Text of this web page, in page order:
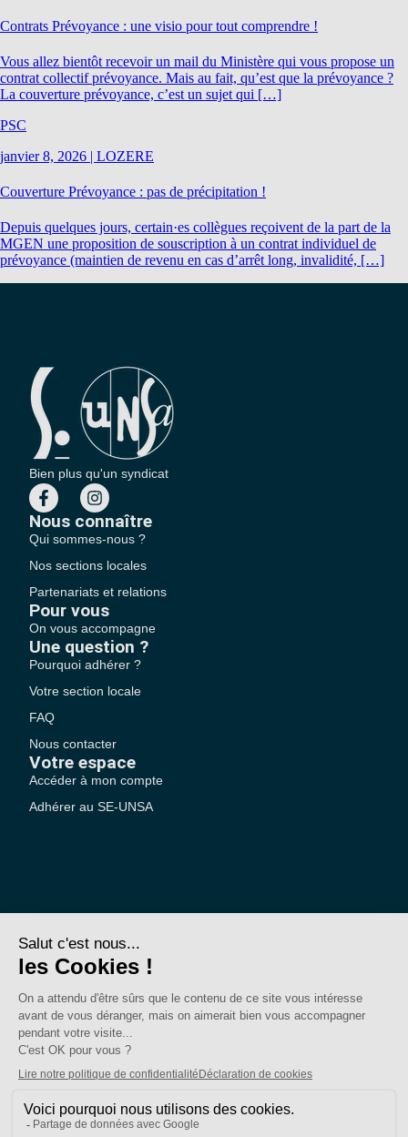
Contrats Prévoyance : une visio pour tout comprendre !
Vous allez bientôt recevoir un mail du Ministère qui vous propose un
contrat collectif prévoyance. Mais au fait, qu’est que la prévoyance ?
La couverture prévoyance, c’est un sujet qui […]
PSC
janvier 8, 2026 | LOZERE
Couverture Prévoyance : pas de précipitation !
Depuis quelques jours, certain·es collègues reçoivent de la part de la
MGEN une proposition de souscription à un contrat individuel de
prévoyance (maintien de revenu en cas d’arrêt long, invalidité, […]
Bien plus qu'un syndicat
Nous connaître
Qui sommes-nous ?
Nos sections locales
Partenariats et relations
Pour vous
On vous accompagne
Une question ?
Pourquoi adhérer ?
Votre section locale
FAQ
Nous contacter
Votre espace
Accéder à mon compte
Adhérer au SE-UNSA
SE-Unsa est un syndicat de l’UNSA
Politique de confidentialité